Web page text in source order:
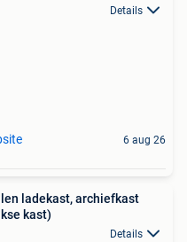
Details
6 aug 26
ladekast, archiefkast
kast)
Details